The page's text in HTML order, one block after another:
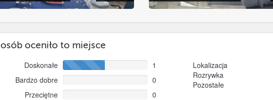
osób oceniło to miejsce
Doskonałe
1
Bardzo dobre
0
Przeciętne
0
Lokalizacja
Rozrywka
Pozostałe